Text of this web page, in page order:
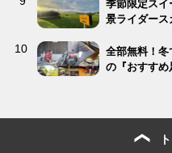
季節限定スイ
景ライダース
全部無料！冬
の『おすす